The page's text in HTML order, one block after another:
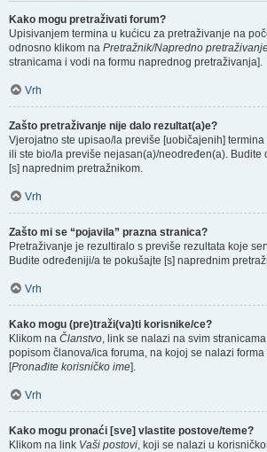
Kako mogu pretraživati forum?
Upisivanjem termina u kućicu za pretraživanje na
odnosno klikom na Pretražnik/Napredno
stranicama i vodi na formu naprednog pretraživanja].
Vrh
Zašto pretraživanje nije dalo rezultat(a)e?
Vjerojatno ste upisao/la previše [uobičajenih]
ili ste bio/la previše nejasan(a)/neodređen(a). Budite
[s] naprednim pretražnikom.
Vrh
Zašto mi se “pojavila” prazna stranica?
Pretraživanje je rezultiralo s previše rezultata koje
Budite određeniji/a te pokušajte [s] naprednim
Vrh
Kako mogu (pre)traži(va)ti korisnike/ce?
Klikom na Članstvo, link se nalazi na svim
popisom članova/ica foruma, na kojoj se nalazi
[Pronađite korisničko ime].
Vrh
Kako mogu pronaći [sve] vlastite postove/teme?
Klikom na link Vaši postovi, koji se nalazi u